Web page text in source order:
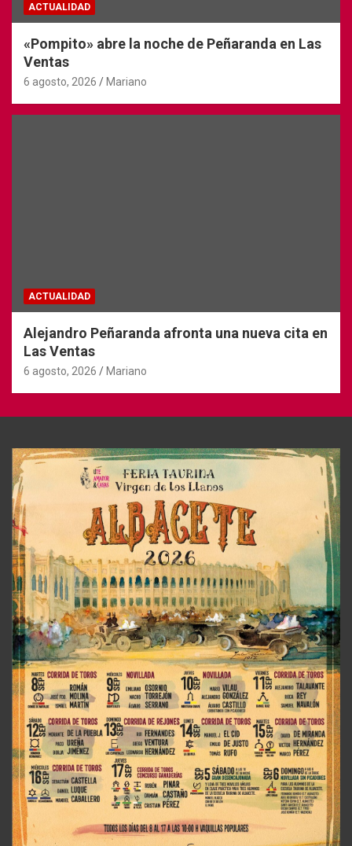
ACTUALIDAD
«Pompito» abre la noche de Peñaranda en Las
Ventas
6 agosto, 2026 Mariano
ACTUALIDAD
Alejandro Peñaranda afronta una nueva cita en
Las Ventas
6 agosto, 2026 Mariano